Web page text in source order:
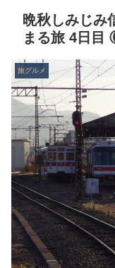
晩秋しみじみ
まる旅 4日目
旅グルメ